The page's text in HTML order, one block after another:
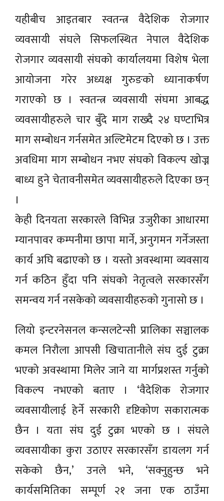
यहीबीच आइतबार स्वतन्त्र वैदेशिक रोजगार
व्यवसायी संघले सिफलस्थित नेपाल वैदेशिक
रोजगार व्यवसायी संघको कार्यालयमा विशेष भेला
आयोजना गरेर अध्यक्ष गुरुङको ध्यानाकर्षण
गराएको छ । स्वतन्त्र व्यवसायी संघमा आबद्ध
व्यवसायीहरुले चार बुँदे माग राख्दै २४ घण्टाभित्र
माग सम्बोधन गर्नसमेत अल्टिमेटम दिएको छ । उक्त
अवधिमा माग सम्बोधन नभए संघको विकल्प खोज्न
बाध्य हुने चेतावनीसमेत व्यवसायीहरुले दिएका छन्
।
केही दिनयता सरकारले विभिन्न उजुरीका आधारमा
म्यानपावर कम्पनीमा छापा मार्ने, अनुगमन गर्नेजस्ता
कार्य अघि बढाएको छ । यस्तो अवस्थामा व्यवसाय
गर्न कठिन हुँदा पनि संघको नेतृत्वले सरकारसँग
समन्वय गर्न नसकेको व्यवसायीहरुको गुनासो छ ।
लियो इन्टरनेसनल कन्सलटेन्सी प्रालिका सञ्चालक
कमल निरौला आपसी खिचातानीले संघ दुई टुक्रा
भएको अवस्थामा मिलेर जाने या मार्गप्रशस्त गर्नुको
विकल्प नभएको बताए । ‘वैदेशिक रोजगार
व्यवसायीलाई हेर्ने सरकारी दृष्टिकोण सकारात्मक
छैन । यता संघ दुई टुक्रा भएको छ । संघले
व्यवसायीका कुरा उठाएर सरकारसँग डायलग गर्न
सकेको छैन,’ उनले भने, ‘सक्नुहुन्छ भने
कार्यसमितिका सम्पूर्ण २१ जना एक ठाउँमा